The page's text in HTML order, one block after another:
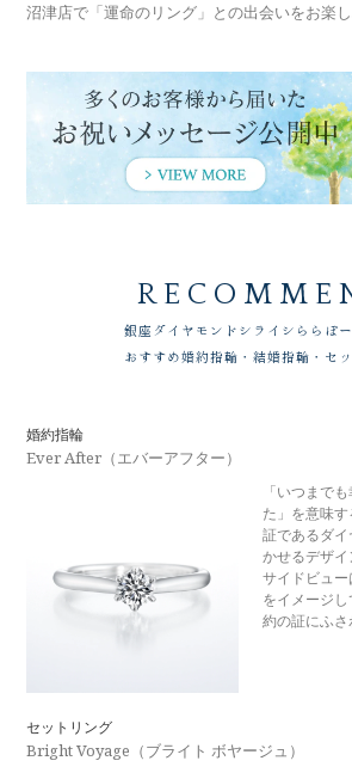
沼津店で「運命のリング」との出会いをお楽し
銀座ダイヤモンドシライシ ららぽ
おすすめ婚約指輪・結婚指輪・セ
婚約指輪
Ever After（エバーアフター）
「いつまで
た」を意味
証であるダ
かせるデザイ
サイドビュ
をイメージ
約の証にふさ
セットリング
Bright Voyage（ブライト ボヤージュ）